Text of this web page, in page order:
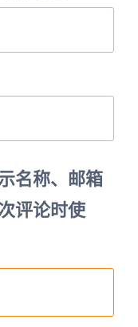
名称、邮箱
评论时使